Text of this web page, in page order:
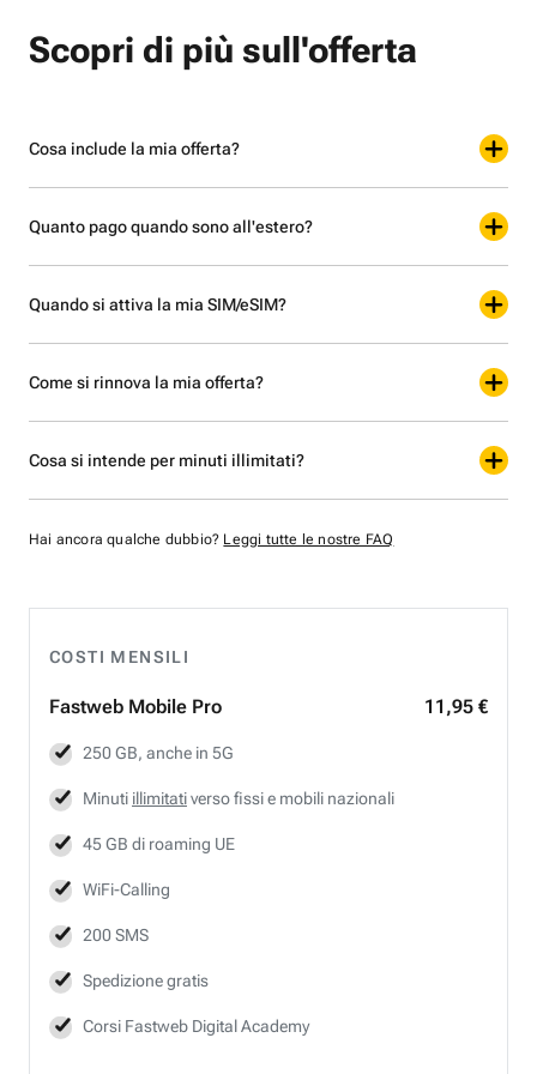
COSTI MENSILI
Fastweb Mobile Pro 11,95 €
250 GB, anche in 5G
Minuti illimitativerso fissi e mobili nazionali
45 GB di roaming UE
WiFi-Calling
200 SMS
Spedizione gratis
Corsi Fastweb Digital Academy
Scopri di più sull'offerta
Cosa include la mia offerta?
Quanto pago quando sono all'estero?
Quando si attiva la mia SIM/eSIM?
Come si rinnova la mia offerta?
Cosa si intende per minuti illimitati?
Hai ancora qualche dubbio? Leggi tutte le nostre FAQ